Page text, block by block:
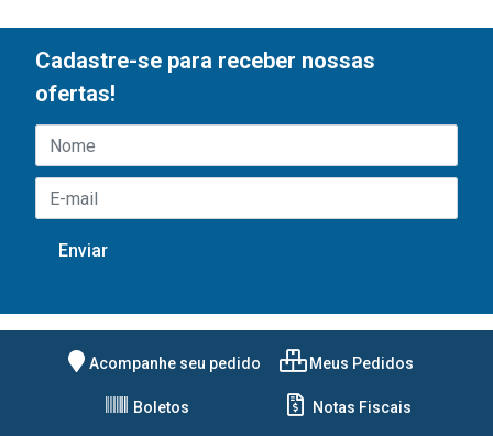
Cadastre-se para receber nossas
ofertas!
Acompanhe seu pedido Meus Pedidos
Boletos Notas Fiscais